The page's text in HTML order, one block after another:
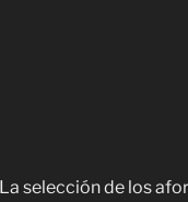
La selección de los